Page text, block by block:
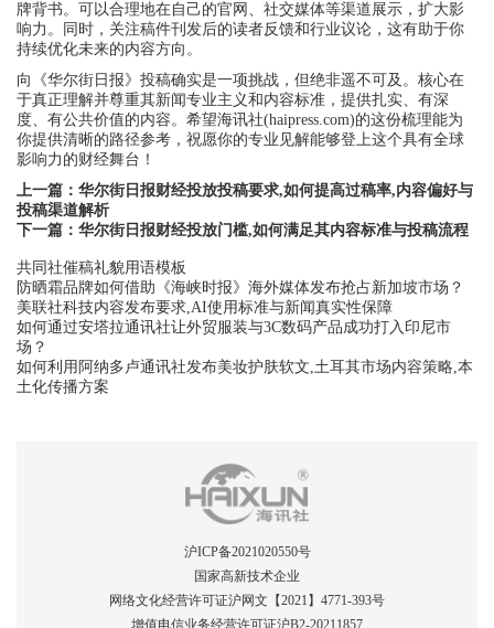
牌背书。可以合理地在自己的官网、社交媒体等渠道展示，扩大影
响力。同时，关注稿件刊发后的读者反馈和行业议论，这有助于你
持续优化未来的内容方向。
向《华尔街日报》投稿确实是一项挑战，但绝非遥不可及。核心在
于真正理解并尊重其新闻专业主义和内容标准，提供扎实、有深
度、有公共价值的内容。希望海讯社(haipress.com)的这份梳理能为
你提供清晰的路径参考，祝愿你的专业见解能够登上这个具有全球
影响力的财经舞台！
上一篇： 华尔街日报财经投放投稿要求,如何提高过稿率,内容偏好与
投稿渠道解析
下一篇： 华尔街日报财经投放门槛,如何满足其内容标准与投稿流程
共同社催稿礼貌用语模板
防晒霜品牌如何借助《海峡时报》海外媒体发布抢占新加坡市场？
美联社科技内容发布要求,AI使用标准与新闻真实性保障
如何通过安塔拉通讯社让外贸服装与3C数码产品成功打入印尼市
场？
如何利用阿纳多卢通讯社发布美妆护肤软文,土耳其市场内容策略,本
土化传播方案
沪ICP备2021020550号
国家高新技术企业
网络文化经营许可证沪网文【2021】4771-393号
增值电信业务经营许可证沪B2-20211857